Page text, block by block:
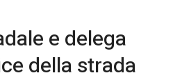
e delega
della strada